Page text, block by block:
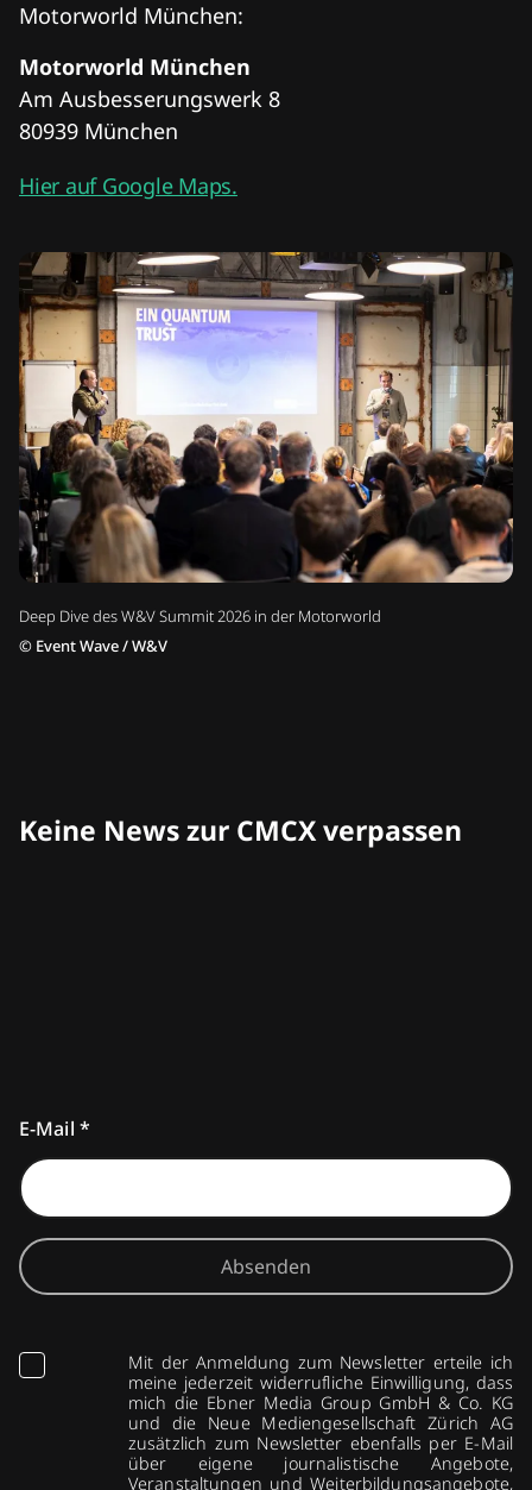
Deep Dive des W&V Summit 2026 in der Motorworld
© Event Wave / W&V
Motorworld München:
Motorworld München
Am Ausbesserungswerk 8
80939 München
Hier auf Google Maps.
Keine News zur CMCX verpassen
E-Mail *
Absenden
Mit der Anmeldung zum Newsletter erteile ich
meine jederzeit widerrufliche Einwilligung, dass
mich die Ebner Media Group GmbH & Co. KG
und die Neue Mediengesellschaft Zürich AG
zusätzlich zum Newsletter ebenfalls per E-Mail
über eigene journalistische Angebote,
Veranstaltungen und Weiterbildungsangebote,